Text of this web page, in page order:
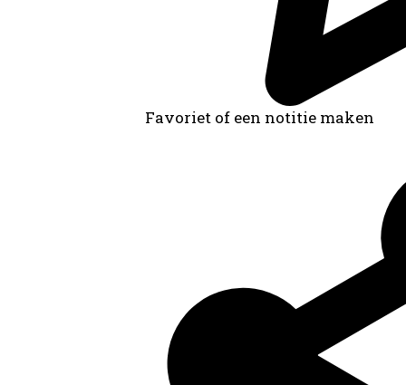
Favoriet of een notitie maken